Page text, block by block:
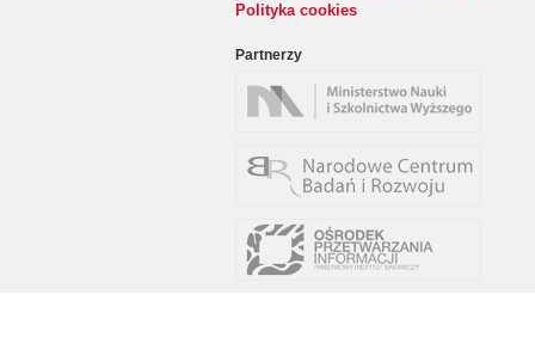
Polityka cookies
Partnerzy